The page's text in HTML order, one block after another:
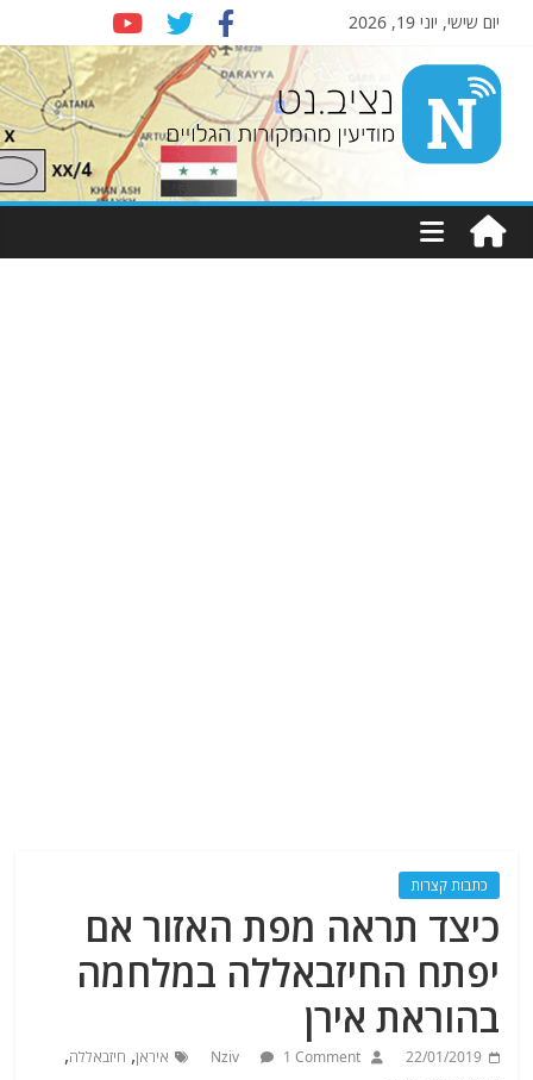
יום שישי, יוני 19, 2026
Nziv.net
מודיעין
מהמקורות
כתבות קצרות
כיצד תראה מפת האזור אם
יפתח החיזבאללה במלחמה
בהוראת אירן
22/01/2019
Nziv 1 Comment איראן, חיזבאללה,